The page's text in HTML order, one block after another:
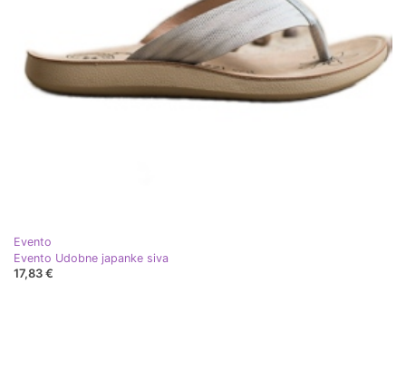
Evento
Evento Udobne japanke siva
17,83 €